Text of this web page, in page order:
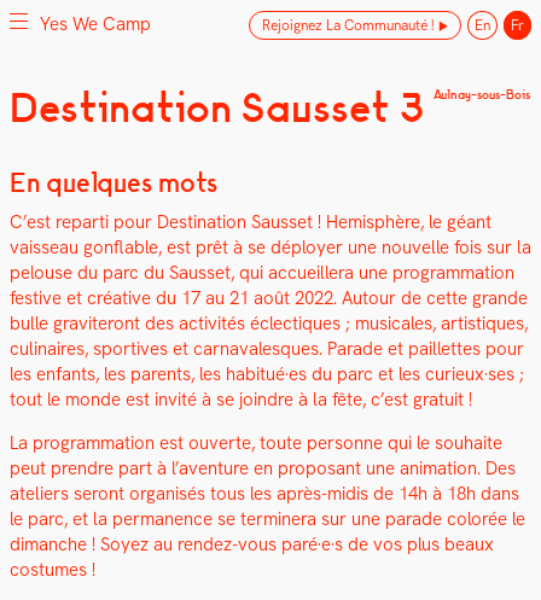
Skip
toYes We Camp
Utilisation inventive des espaces disponibles
Destination Sausset 3 Aulnay-sous-Bois
En quelques mots
C’est repar­ti pour Des­ti­na­tion Saus­set ! Hemis­phère, le géant
vais­seau gon­flable, est prêt à se déploy­er une nou­velle fois sur la
pelouse du parc du Saus­set, qui accueillera une pro­gram­ma­tion
fes­tive et créa­tive du 17 au 21 août 2022. Autour de cette grande
bulle graviteront des activ­ités éclec­tiques ; musi­cales, artis­tiques,
culi­naires, sportives et car­nava­lesques. Parade et pail­lettes pour
les enfants, les par­ents, les habitué·es du parc et les curieux·ses ;
tout le monde est invité à se join­dre à la fête, c’est gra­tu­it !
La pro­gram­ma­tion est ouverte, toute per­son­ne qui le souhaite
peut pren­dre part à l’aventure en pro­posant une ani­ma­tion. Des
ate­liers seront organ­isés tous les après-midis de 14h à 18h dans
le parc, et la per­ma­nence se ter­min­era sur une parade col­orée le
dimanche ! Soyez au ren­dez-vous paré·e·s de vos plus beaux
cos­tumes !
Yes We Camp Rejoignez La Communauté ! En Fr